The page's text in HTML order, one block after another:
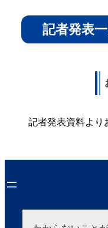
記者発表
記者発表資料より